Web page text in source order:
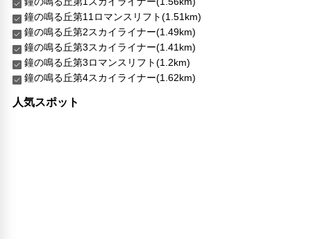
ランドリーサービス
バリアフリー対応
車椅子OK
対応言語
英語
日本語
鐘の鳴る丘第11ロマンスリフト(1.51km)
鐘の鳴る丘第2スカイライナー(1.49km)
鐘の鳴る丘第3スカイライナー(1.41km)
鐘の鳴る丘第3ロマンスリフト(1.2km)
鐘の鳴る丘第4スカイライナー(1.62km)
人気スポット